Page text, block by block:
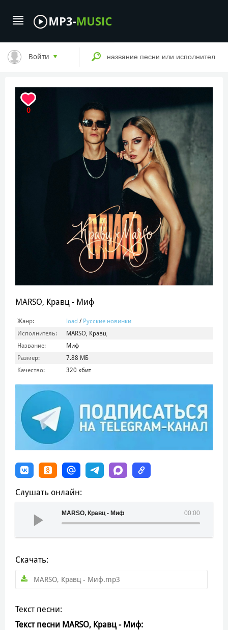
Войти
0
MARSO, Кравц - Миф
Жанр: load / Русские новинки
Исполнитель:
MARSO, Кравц
Название:
Миф
Размер:
7.88 МБ
Качество:
320 кбит
Слушать онлайн:
00:00
MARSO, Кравц - Миф
Скачать:
MARSO, Кравц - Миф.mp3
Текст песни:
Текст песни MARSO, Кравц - Миф: